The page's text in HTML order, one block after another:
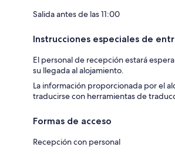
Salida antes de las 11:00
Instrucciones especiales de
El personal de recepción estará
su llegada al alojamiento.
La información proporcionada por el
traducirse con herramientas de
Formas de acceso
Recepción con personal